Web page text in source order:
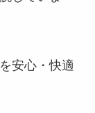
安心・快適